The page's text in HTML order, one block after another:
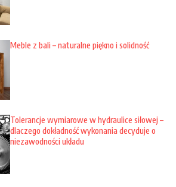
Meble z bali – naturalne piękno i solidność
Tolerancje wymiarowe w hydraulice siłowej –
dlaczego dokładność wykonania decyduje o
niezawodności układu